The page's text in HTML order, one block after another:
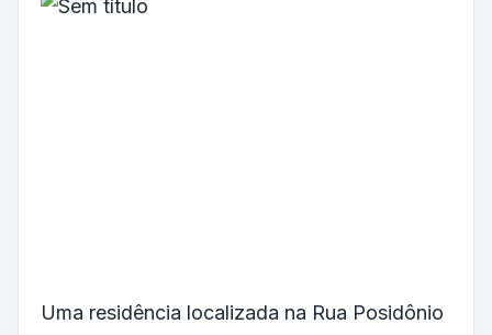
Uma residência localizada na Rua Posidônio